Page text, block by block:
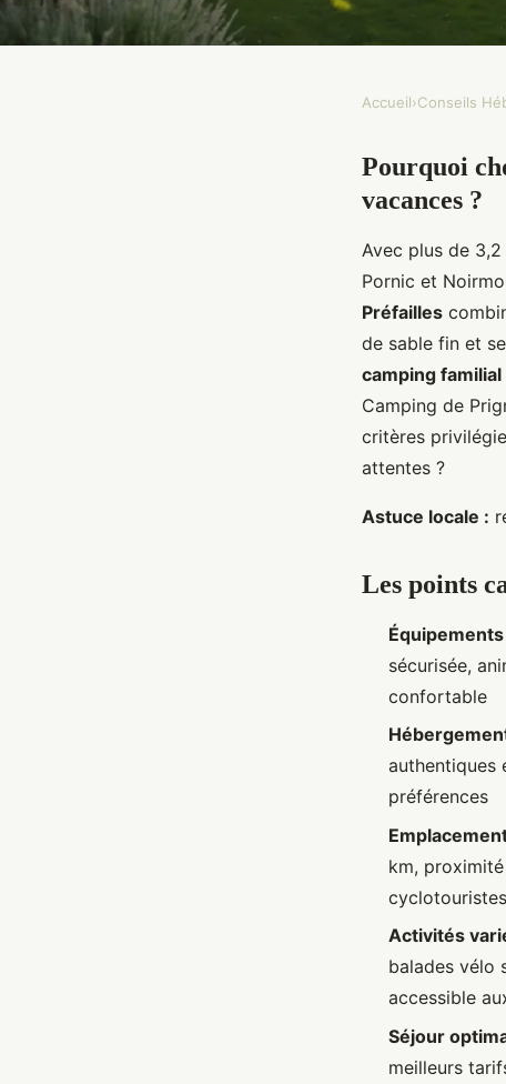
Le meilleur camping
pour des vacances
Accueil›Conseils
Pourquoi
vacances ?
Avec plus de
Pornic et
Préfailles
de sable fin et
camping
Camping de
critères
attentes ?
Astuce locale :
Les points
sécurisée,
confortable
authentiques
préférences
km,
cyclotouristes
Activités
balades vélo
accessible
Séjour
meilleurs